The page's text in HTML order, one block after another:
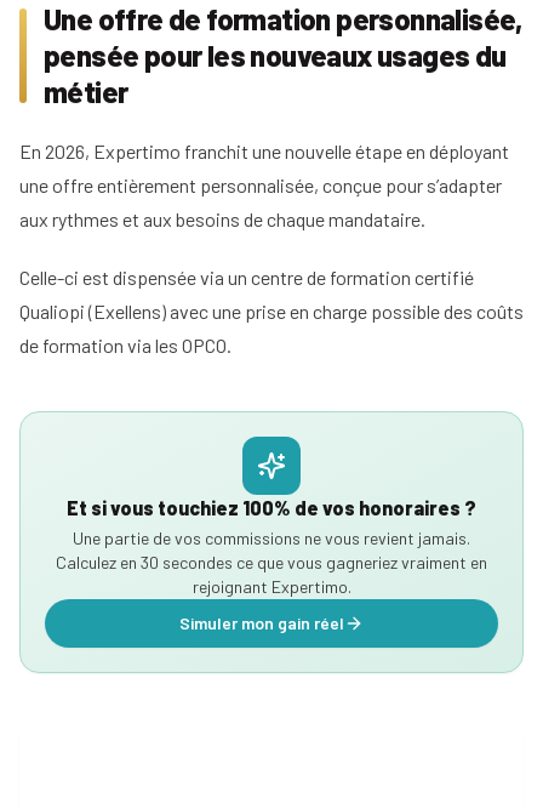
tous
nos
Devenir
mandataire
devenir
agent
salaire
d'un
agent
immobilier
Nos
Le
l'IA
dans
l'immobilier
votre
Comment
rentrer
un
en
étapes
Les métiers
l'immobilier
Le
mandataire
nos
conseils
Une offre de formation personnalisée,
pensée pour les nouveaux usages du
métier
En 2026, Expertimo franchit une nouvelle étape en déployant
une offre entièrement personnalisée, conçue pour s’adapter
aux rythmes et aux besoins de chaque mandataire.
Celle-ci est dispensée via un centre de formation certifié
Qualiopi (Exellens) avec une prise en charge possible des coûts
de formation via les OPCO.
Et si vous touchiez 100% de vos honoraires ?
Une partie de vos commissions ne vous revient jamais.
Calculez en 30 secondes ce que vous gagneriez vraiment en
rejoignant Expertimo.
Simuler mon gain réel